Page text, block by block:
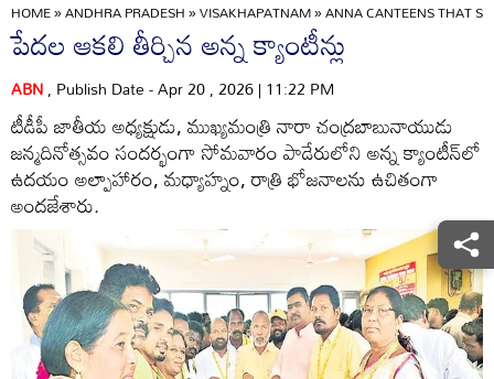
HOME»ANDHRA PRADESH»VISAKHAPATNAM»ANNA CANTEENS THAT
పేదల ఆకలి తీర్చిన అన్న క్యాంటీన్లు
ABN, Publish Date - Apr 20 , 2026 | 11:22 PM
టీడీపీ జాతీయ అధ్యక్షుడు, ముఖ్యమంత్రి నారా చంద్రబాబునాయుడు
జన్మదినోత్సవం సందర్భంగా సోమవారం పాడేరులోని అన్న క్యాంటీన్‌లో
ఉదయం అల్పాహారం, మధ్యాహ్నం, రాత్రి భోజనాలను ఉచితంగా
అందజేశారు.